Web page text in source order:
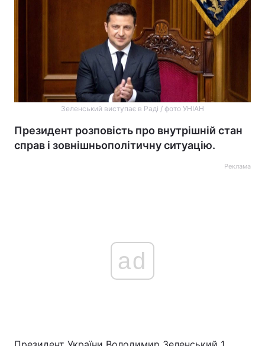
Зеленський виступає в Раді / фото УНІАН
Президент розповість про внутрішній стан
справ і зовнішньополітичну ситуацію.
Реклама
ad